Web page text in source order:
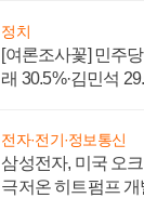
정치
[여론조사꽃] 민주
래 30.5%·김민석
전자·전기·정보통신
삼성전자, 미국 오
극저온 히트펌프